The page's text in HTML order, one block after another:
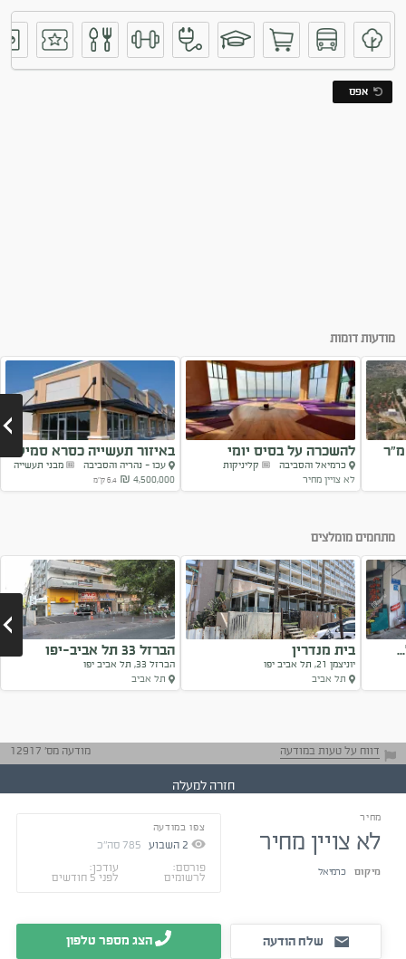
מחיר
לא צויין מחיר
מיקום כרמיאל
צפו במודעה
2השבוע 785סה"כ
פורסם:
לרשומים
עודכן:
לפני 5 חודשים
שלח הודעה הצג מספר טלפון
אפס
מודעות דומות
להשכרה 248 מ”ר
להשכרה על בסיס יומי
סטודיו...
כרמיאל והסביבה
קליניקות
לא צויין מחיר
באיזור תעשייה כסרא סמיע
עכו - נהריה והסביבה
מבני תעשייה
4,500,000 ₪
6.4 ק"מ
מתחמים מומלצים
בית מנדרין
יוניצמן 21, תל אביב יפו
תל אביב
הברזל 33 תל אביב-יפו
הברזל 33, תל אביב יפו
תל אביב
דווח על טעות במודעה מודעה מס' 12917
חזרה למעלה
טיפים ליזמים
בקשו דו"חות
מאומתים
תיהנו מהמפגש
ומהעבודה